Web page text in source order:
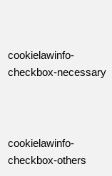
cookielawinfo-
checkbox-necessary
cookielawinfo-
checkbox-others